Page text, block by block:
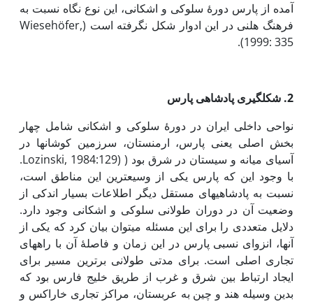
آمده از پارس دورۀ سلوکی و اشکانی، این نوع نگاه نسبت به
فرهنگ هلنی در این ادوار شکل نگرفته است (Wiesehöfer,
1999: 335).
2. شکل­گیری پادشاهی پارس
نواحی داخلی ایران در دورۀ سلوکی و اشکانی شامل چهار
بخش اصلی یعنی پارس، ارمنستان، سرزمین کوشان­ها در
آسیای میانه و سیستان در شرق بود ( (Lozinski, 1984:129.
با وجود این که پارس یکی از وسیع­ترین این مناطق است،
نسبت به پادشاهی­های مستقل دیگر اطلاعات بسیار اندکی از
وضعیت آن در دوران طولانی سلوکی و اشکانی وجود دارد.
دلایل متعددی را برای این مسئله می­توان بیان کرد که یکی از
آنها، انزوای نسبی پارس در این زمان و فاصلۀ آن با راه­های
تجاری اصلی است. برای مدتی طولانی برترین مسیر برای
ایجاد ارتباط بین شرق و غرب از طریق خلیج فارس بود که
بدین وسیله هند و چین به عربستان، مراکز تجاری خاراکس و